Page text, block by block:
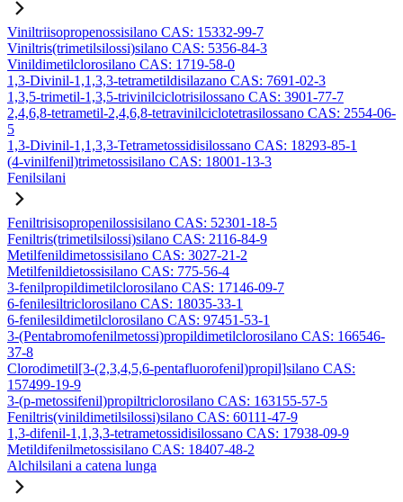
Viniltriisopropenossisilano CAS: 15332-99-7
Viniltris(trimetilsilossi)silano CAS: 5356-84-3
Vinildimetilclorosilano CAS: 1719-58-0
1,3-Divinil-1,1,3,3-tetrametildisilazano CAS: 7691-02-3
1,3,5-trimetil-1,3,5-trivinilciclotrisilossano CAS: 3901-77-7
2,4,6,8-tetrametil-2,4,6,8-tetravinilciclotetrasilossano CAS: 2554-06-
5
1,3-Divinil-1,1,3,3-Tetrametossidisilossano CAS: 18293-85-1
(4-vinilfenil)trimetossisilano CAS: 18001-13-3
Fenilsilani
Feniltrisisopropenilossisilano CAS: 52301-18-5
Feniltris(trimetilsilossi)silano CAS: 2116-84-9
Metilfenildimetossisilano CAS: 3027-21-2
Metilfenildietossisilano CAS: 775-56-4
3-fenilpropildimetilclorosilano CAS: 17146-09-7
6-fenilesiltriclorosilano CAS: 18035-33-1
6-fenilesildimetilclorosilano CAS: 97451-53-1
3-(Pentabromofenilmetossi)propildimetilclorosilano CAS: 166546-
37-8
Clorodimetil[3-(2,3,4,5,6-pentafluorofenil)propil]silano CAS:
157499-19-9
3-(p-metossifenil)propiltriclorosilano CAS: 163155-57-5
Feniltris(vinildimetilsilossi)silano CAS: 60111-47-9
1,3-difenil-1,1,3,3-tetrametossidisilossano CAS: 17938-09-9
Metildifenilmetossisilano CAS: 18407-48-2
Alchilsilani a catena lunga